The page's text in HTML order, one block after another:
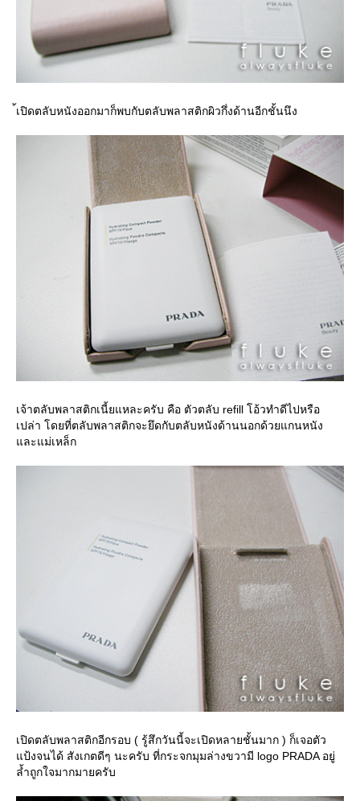
้เปิดตลับหนังออกมาก็พบกับตลับพลาสติกผิวกึ่งด้านอีกชั้นนึง
เจ้าตลับพลาสติกเนี้ยแหละครับ คือ ตัวตลับ refill โอ้วทำดีไปหรือ
เปล่า โดยที่ตลับพลาสติกจะยึดกับตลับหนังด้านนอกด้วยแกนหนัง
ละแม่เหล็ก
เปิดตลับพลาสติกอีกรอบ ( รู้สึกวันนี้จะเปิดหลายชั้นมาก ) ก็เจอตัว
ป้งจนได้ สังเกตดีๆ นะครับ ที่กระจกมุมล่างขวามี logo PRADA อยู่
ล้ำถูกใจมากมายครับ